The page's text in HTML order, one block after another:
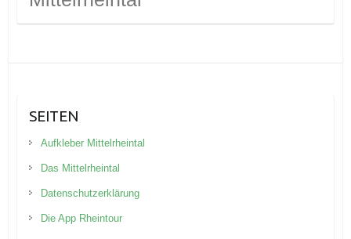
SEITEN
Aufkleber Mittelrheintal
Das Mittelrheintal
Datenschutzerklärung
Die App Rheintour